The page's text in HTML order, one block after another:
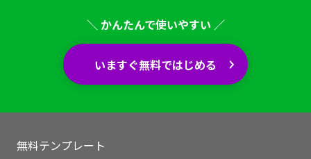
＼ かんたんで使いやすい ／
いますぐ無料ではじめる
無料テンプレート